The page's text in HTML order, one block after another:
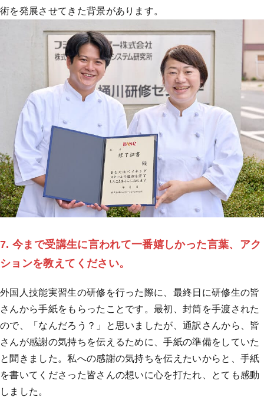
術を発展させてきた背景があります。
7. 今まで受講生に言われて一番嬉しかった言葉、アク
ションを教えてください。
外国人技能実習生の研修を行った際に、最終日に研修生の皆
さんから手紙をもらったことです。最初、封筒を手渡された
ので、「なんだろう？」と思いましたが、通訳さんから、皆
さんが感謝の気持ちを伝えるために、手紙の準備をしていた
と聞きました。私への感謝の気持ちを伝えたいからと、手紙
を書いてくださった皆さんの想いに心を打たれ、とても感動
しました。